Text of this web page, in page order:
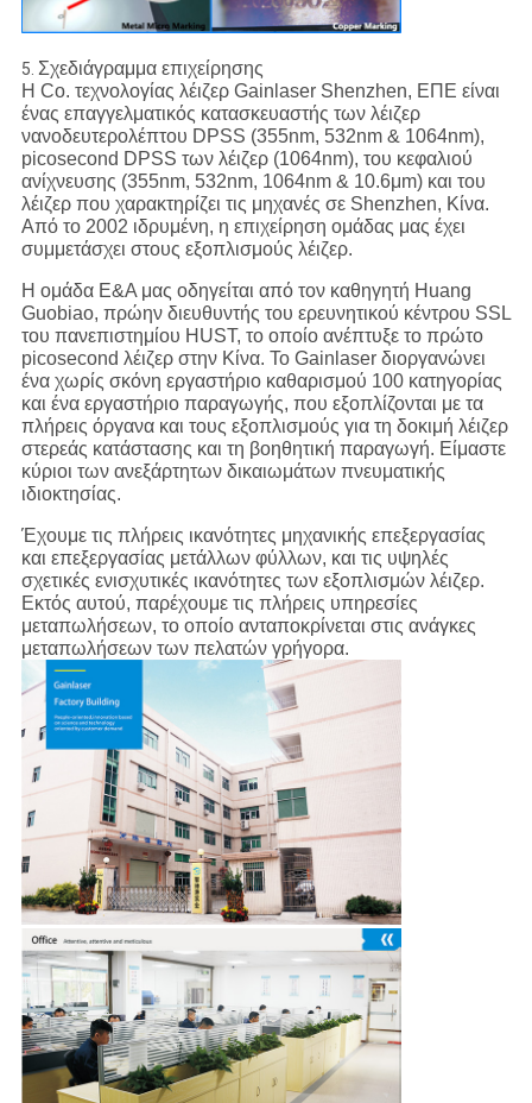
5. Σχεδιάγραμμα επιχείρησης
Η Co. τεχνολογίας λέιζερ Gainlaser Shenzhen, ΕΠΕ είναι
ένας επαγγελματικός κατασκευαστής των λέιζερ
νανοδευτερολέπτου DPSS (355nm, 532nm & 1064nm),
picosecond DPSS των λέιζερ (1064nm), του κεφαλιού
ανίχνευσης (355nm, 532nm, 1064nm & 10.6μm) και του
λέιζερ που χαρακτηρίζει τις μηχανές σε Shenzhen, Κίνα.
Από το 2002 ιδρυμένη, η επιχείρηση ομάδας μας έχει
συμμετάσχει στους εξοπλισμούς λέιζερ.
Η ομάδα Ε&Α μας οδηγείται από τον καθηγητή Huang
Guobiao, πρώην διευθυντής του ερευνητικού κέντρου SSL
του πανεπιστημίου HUST, το οποίο ανέπτυξε το πρώτο
picosecond λέιζερ στην Κίνα. Το Gainlaser διοργανώνει
ένα χωρίς σκόνη εργαστήριο καθαρισμού 100 κατηγορίας
και ένα εργαστήριο παραγωγής, που εξοπλίζονται με τα
πλήρεις όργανα και τους εξοπλισμούς για τη δοκιμή λέιζερ
στερεάς κατάστασης και τη βοηθητική παραγωγή. Είμαστε
κύριοι των ανεξάρτητων δικαιωμάτων πνευματικής
ιδιοκτησίας.
Έχουμε τις πλήρεις ικανότητες μηχανικής επεξεργασίας
και επεξεργασίας μετάλλων φύλλων, και τις υψηλές
σχετικές ενισχυτικές ικανότητες των εξοπλισμών λέιζερ.
Εκτός αυτού, παρέχουμε τις πλήρεις υπηρεσίες
μεταπωλήσεων, το οποίο ανταποκρίνεται στις ανάγκες
μεταπωλήσεων των πελατών γρήγορα.